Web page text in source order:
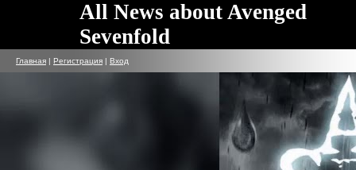
All News about Avenged
Sevenfold
Главная | Регистрация | Вход